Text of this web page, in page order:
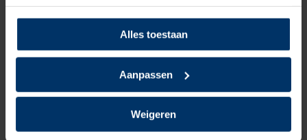
Alles toestaan
Aanpassen
Weigeren
5 van 5
Loopt net zo fijn als de originele Chuck Taylors van Converse.